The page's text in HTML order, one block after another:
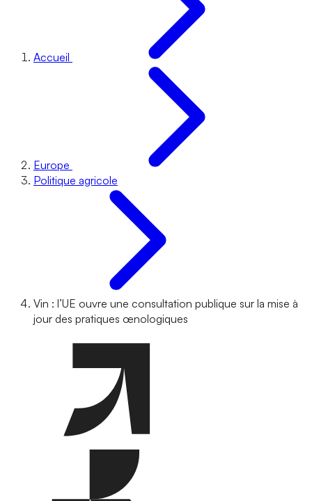
Accueil
Europe
Politique agricole
Vin : l’UE ouvre une consultation publique sur la mise à
jour des pratiques œnologiques